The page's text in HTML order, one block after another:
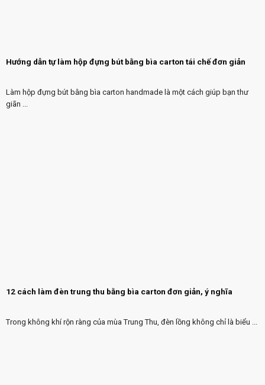
Hướng dẫn tự làm hộp đựng bút bằng bìa carton tái chế đơn giản
Làm hộp đựng bút bằng bìa carton handmade là một cách giúp bạn thư
giãn ...
12 cách làm đèn trung thu bằng bìa carton đơn giản, ý nghĩa
Trong không khí rộn ràng của mùa Trung Thu, đèn lồng không chỉ là biểu ...